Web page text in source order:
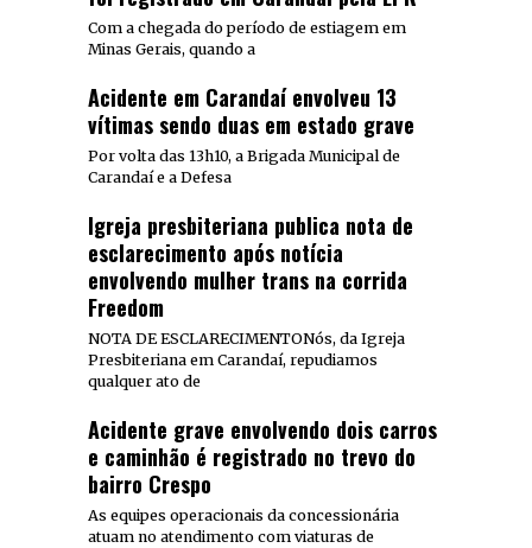
Com a chegada do período de estiagem em
Minas Gerais, quando a
Acidente em Carandaí envolveu 13
vítimas sendo duas em estado grave
Por volta das 13h10, a Brigada Municipal de
Carandaí e a Defesa
Igreja presbiteriana publica nota de
esclarecimento após notícia
envolvendo mulher trans na corrida
Freedom
NOTA DE ESCLARECIMENTONós, da Igreja
Presbiteriana em Carandaí, repudiamos
qualquer ato de
Acidente grave envolvendo dois carros
e caminhão é registrado no trevo do
bairro Crespo
As equipes operacionais da concessionária
atuam no atendimento com viaturas de